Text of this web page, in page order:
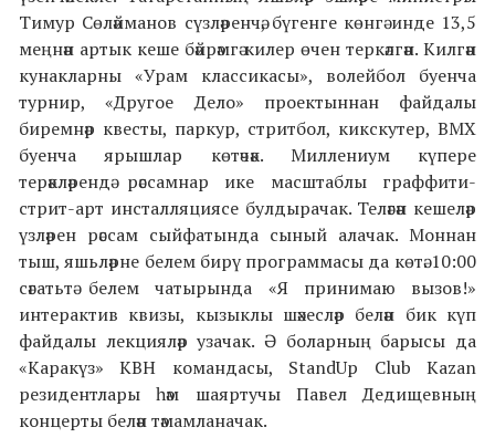
Тимур Сөләйманов сүзләренчә, бүгенге көнгә инде 13,5
меңнән артык кеше бәйрәмгә килер өчен теркәлгән. Килгән
кунакларны «Урам классикасы», волейбол буенча
турнир, «Другое Дело» проектыннан файдалы
биремнәр квесты, паркур, стритбол, кикскутер, BMX
буенча ярышлар көтәчәк. Миллениум күпере
терәкләрендә рәссамнар ике масштаблы граффити-
стрит-арт инсталляциясе булдырачак. Теләгән кешеләр
үзләрен рәссам сыйфатында сыный алачак. Моннан
тыш, яшьләрне белем бирү программасы да көтә. 10:00
сәгатьтә белем чатырында «Я принимаю вызов!»
интерактив квизы, кызыклы шәхесләр белән бик күп
файдалы лекцияләр узачак. Ә боларның барысы да
«Каракүз» КВН командасы, StandUp Club Kazan
резидентлары һәм шаяртучы Павел Дедищевның
концерты белән тәмамланачак.